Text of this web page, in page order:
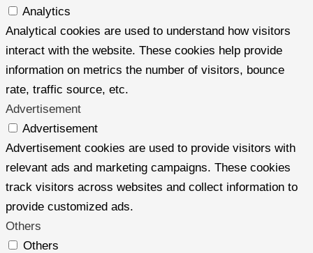
Analytics
Analytical cookies are used to understand how visitors
interact with the website. These cookies help provide
information on metrics the number of visitors, bounce
rate, traffic source, etc.
Advertisement
Advertisement
Advertisement cookies are used to provide visitors with
relevant ads and marketing campaigns. These cookies
track visitors across websites and collect information to
provide customized ads.
Others
Others